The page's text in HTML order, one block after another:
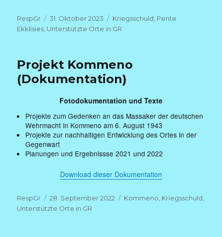
Autor
RespGr
Veröffentlicht
am
31. Oktober 2023 Kategorien
Kriegsschuld Pente
Ekklisies Unterstützte Orte in GR
Projekt Kommeno
(Dokumentation)
Fotodokumentation und Texte
Projekte zum Gedenken an das Massaker der deutschen
Wehrmacht in Kommeno am 6. August 1943
Projekte zur nachhaltigen Entwicklung des Ortes in der
Gegenwart
Planungen und Ergebnissse 2021 und 2022
Download dieser Dokumentation
Autor
RespGr
Veröffentlicht
am
28. September 2022 Kategorien
Kommeno, Kriegsschuld,
Unterstützte Orte in GR